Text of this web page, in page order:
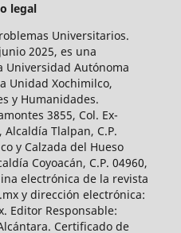
legal
Universitarios.
2025, es una
Universidad Autónoma
Unidad Xochimilco,
y Humanidades.
3855, Col. Ex-
Alcaldía Tlalpan, C.P.
y Calzada del Hueso
Coyoacán, C.P. 04960,
electrónica de la revista
y dirección electrónica:
Editor Responsable:
Certificado de